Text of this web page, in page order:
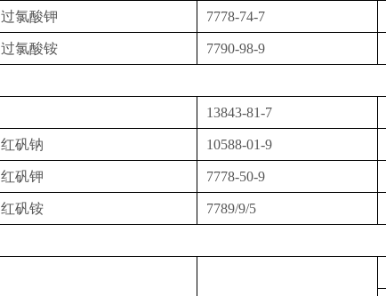
过氯酸钾 7778-74-7
过氯酸铵 7790-98-9
13843-81-7
红矾钠 10588-01-9
红矾钾 7778-50-9
红矾铵 7789/9/5